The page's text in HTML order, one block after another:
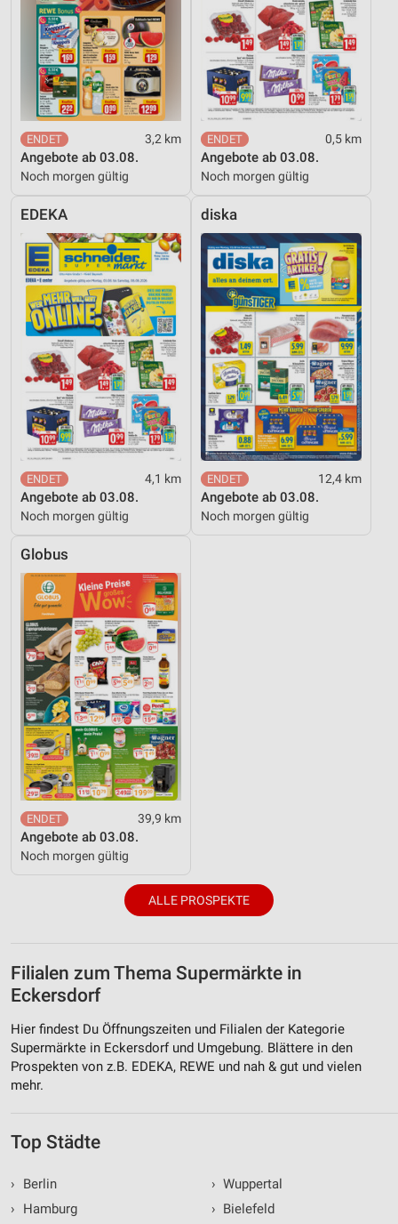
3,2 km
Angebote ab 03.08.
Noch morgen gültig
0,5 km
Angebote ab 03.08.
Noch morgen gültig
EDEKA
4,1 km
Angebote ab 03.08.
Noch morgen gültig
diska
12,4 km
Angebote ab 03.08.
Noch morgen gültig
Globus
39,9 km
Angebote ab 03.08.
Noch morgen gültig
ALLE PROSPEKTE
Filialen zum Thema Supermärkte in
Eckersdorf
Hier findest Du Öffnungszeiten und Filialen der Kategorie
Supermärkte in Eckersdorf und Umgebung. Blättere in den
Prospekten von z.B. EDEKA, REWE und nah & gut und vielen
mehr.
Top Städte
›
Berlin
›
Hamburg
› Wuppertal
› Bielefeld